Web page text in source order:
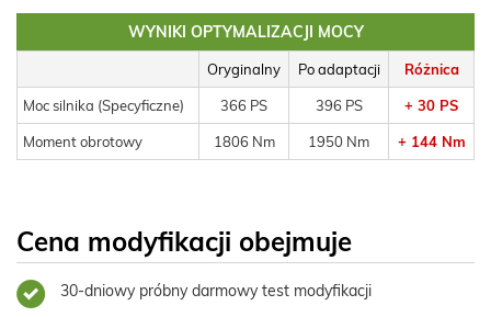
WYNIKI OPTYMALIZACJI MOCY
Oryginalny Po adaptacji Różnica
Moc silnika (Specyficzne) 366 PS 396 PS + 30 PS
Moment obrotowy 1806 Nm 1950 Nm + 144 Nm
Cena modyfikacji obejmuje
30-dniowy próbny darmowy test modyfikacji